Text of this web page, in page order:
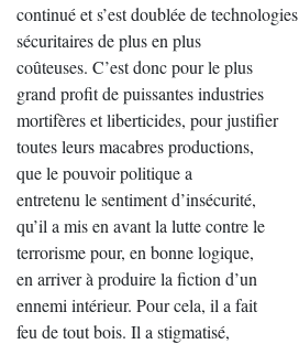
continué et s’est doublée de technologies
sécuritaires de plus en plus
coûteuses. C’est donc pour le plus
grand profit de puissantes industries
mortifères et liberticides, pour justifier
toutes leurs macabres productions,
que le pouvoir politique a
entretenu le sentiment d’insécurité,
qu’il a mis en avant la lutte contre le
terrorisme pour, en bonne logique,
en arriver à produire la fiction d’un
ennemi intérieur. Pour cela, il a fait
feu de tout bois. Il a stigmatisé,